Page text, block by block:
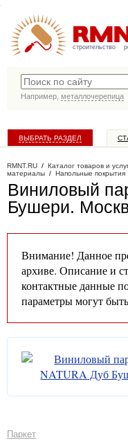
строительство
Например, металлочерепица
ВЫБРАТЬ РАЗДЕЛ
RMNT.RU / Каталог товаров и
материалы / Напольные покрытия
Виниловый
Бушери.
Внимание! Данное
архиве. Описание и
контактные данные
параметры могут
Паркет